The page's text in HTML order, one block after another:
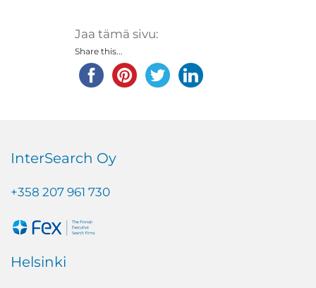
Jaa tämä sivu:
Share this...
InterSearch Oy
+358 207 961 730
Helsinki